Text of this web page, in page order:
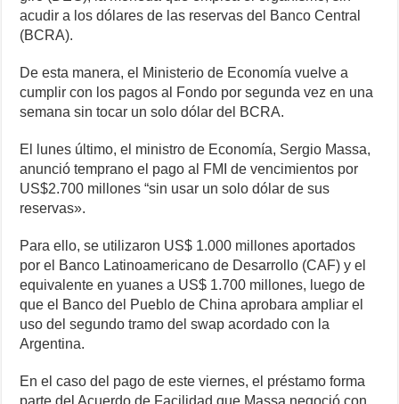
o
o
k
p
g
m n
acudir a los dólares de las reservas del Banco Central
(BCRA).
De esta manera, el Ministerio de Economía vuelve a
cumplir con los pagos al Fondo por segunda vez en una
semana sin tocar un solo dólar del BCRA.
El lunes último, el ministro de Economía, Sergio Massa,
anunció temprano el pago al FMI de vencimientos por
US$2.700 millones “sin usar un solo dólar de sus
reservas».
Para ello, se utilizaron US$ 1.000 millones aportados
por el Banco Latinoamericano de Desarrollo (CAF) y el
equivalente en yuanes a US$ 1.700 millones, luego de
que el Banco del Pueblo de China aprobara ampliar el
uso del segundo tramo del swap acordado con la
Argentina.
En el caso del pago de este viernes, el préstamo forma
parte del Acuerdo de Facilidad que Massa negoció con